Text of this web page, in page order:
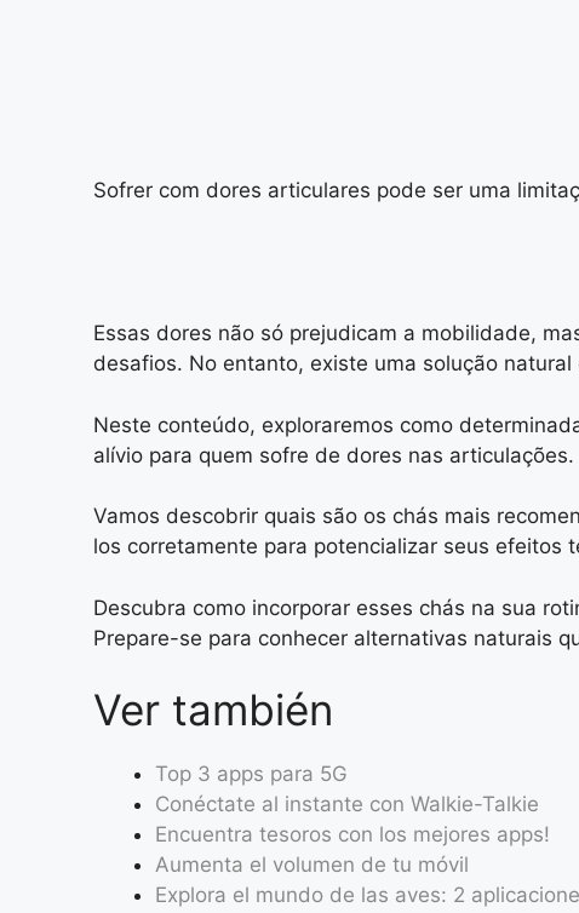
Sofrer com dores articulares pode ser uma
Essas dores não só prejudicam a mobilidade,
desafios. No entanto, existe uma solução
Neste conteúdo, exploraremos como
alívio para quem sofre de dores nas articulações.
Vamos descobrir quais são os chás mais
los corretamente para potencializar seus efeitos
Descubra como incorporar esses chás na sua
Prepare-se para conhecer alternativas naturais
Ver también
Top 3 apps para 5G
Conéctate al instante con Walkie-Talkie
Encuentra tesoros con los mejores apps!
Aumenta el volumen de tu móvil
Explora el mundo de las aves: 2